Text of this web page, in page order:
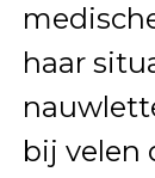
haar
bij velen